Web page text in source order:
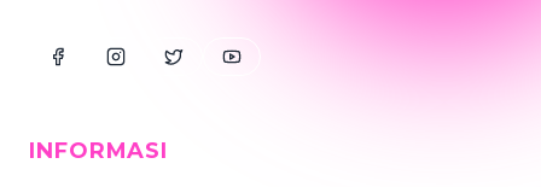
INFORMASI